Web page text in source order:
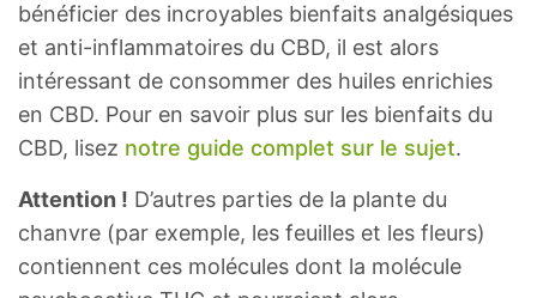
bénéficier des incroyables bienfaits analgésiques
et anti-inflammatoires du CBD, il est alors
intéressant de consommer des huiles enrichies
en CBD. Pour en savoir plus sur les bienfaits du
CBD, lisez notre guide complet sur le sujet.
Attention ! D’autres parties de la plante du
chanvre (par exemple, les feuilles et les fleurs)
contiennent ces molécules dont la molécule